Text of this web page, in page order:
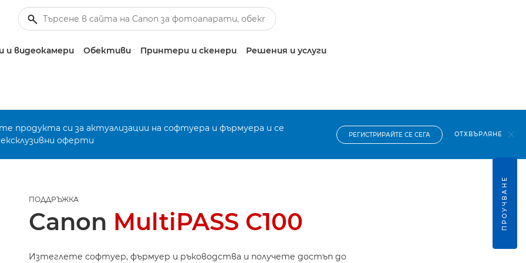
видеокамери Обективи Принтери и скенери Решения и услуги
продукта си за актуализации на софтуера и фърмуера и се
оферти
РЕГИСТРИРАЙТЕ СЕ СЕГА ОТХВЪРЛЯНЕ
ПОДДРЪЖКА
Canon MultiPASS C100
Изтеглете софтуер, фърмуер и ръководства и получете достъп до
ПРОУЧВАНЕ